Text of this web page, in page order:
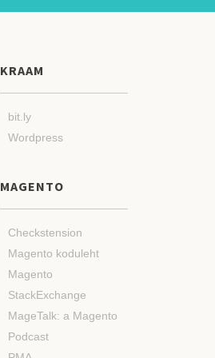
KRAAM
bit.ly
Wordpress
MAGENTO
Checkstension
Magento koduleht
Magento
StackExchange
MageTalk: a Magento
Podcast